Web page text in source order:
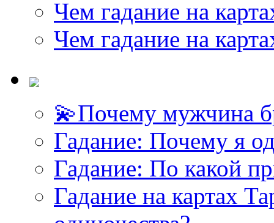
Чем гадание на
Чем гадание на
💫Почему мужчина
Гадание: Почему я
Гадание: По какой
Гадание на картах